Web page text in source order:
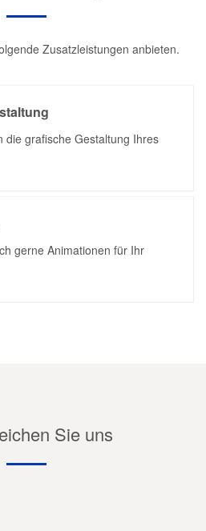
Zusatzleistungen anbieten.
die grafische Gestaltung Ihres
gerne Animationen für Ihr
Sie uns